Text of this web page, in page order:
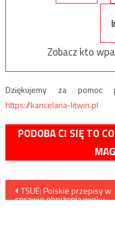
Zobacz kto
Dziękujemy za pomoc
https://kancelaria-litwin.pl
PODOBA CI SIĘ TO
Nawigacja
TSUE: Polskie przepisy w
sprawie obniżenia wieku